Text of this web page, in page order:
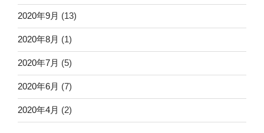
2020年9月 (13)
2020年8月 (1)
2020年7月 (5)
2020年6月 (7)
2020年4月 (2)